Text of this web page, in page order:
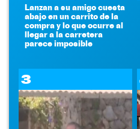
Lanzan a su amigo cuesta
abajo en un carrito de la
compra y lo que ocurre al
llegar a la carretera
parece imposible
3